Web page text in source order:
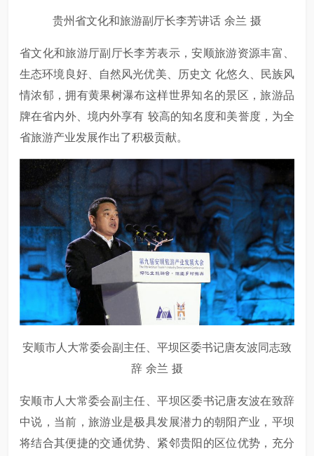
贵州省文化和旅游副厅长李芳讲话 余兰 摄
省文化和旅游厅副厅长李芳表示，安顺旅游资源丰富、
生态环境良好、自然风光优美、历史文 化悠久、民族风
情浓郁，拥有黄果树瀑布这样世界知名的景区，旅游品
牌在省内外、境内外享有 较高的知名度和美誉度，为全
省旅游产业发展作出了积极贡献。
安顺市人大常委会副主任、平坝区委书记唐友波同志致
辞 余兰 摄
安顺市人大常委会副主任、平坝区委书记唐友波在致辞
中说，当前，旅游业是极具发展潜力的朝阳产业，平坝
将结合其便捷的交通优势、紧邻贵阳的区位优势，充分